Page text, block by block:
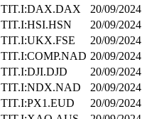
TIT.I:DAX.DAX 20/09/2024
TIT.I:HSI.HSN 20/09/2024
TIT.I:UKX.FSE 20/09/2024
TIT.I:COMP.NAD 20/09/2024
TIT.I:DJI.DJD 20/09/2024
TIT.I:NDX.NAD 20/09/2024
TIT.I:PX1.EUD 20/09/2024